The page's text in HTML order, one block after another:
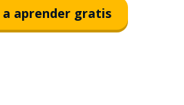
a aprender gratis